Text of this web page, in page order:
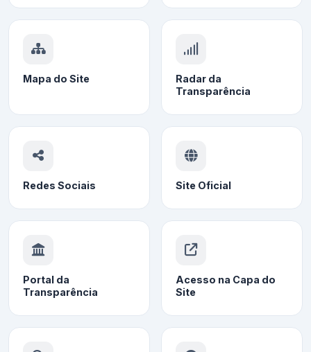
Mapa do Site
Radar da
Transparência
Redes Sociais Site Oficial
Portal da
Transparência
Acesso na Capa do
Site